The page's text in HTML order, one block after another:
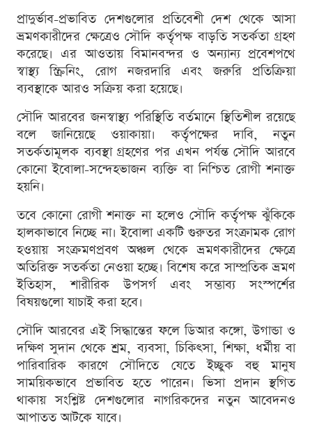
প্রাদুর্ভাব-প্রভাবিত দেশগুলোর প্রতিবেশী দেশ থেকে আসা
ভ্রমণকারীদের ক্ষেত্রেও সৌদি কর্তৃপক্ষ বাড়তি সতর্কতা গ্রহণ
করেছে। এর আওতায় বিমানবন্দর ও অন্যান্য প্রবেশপথে
স্বাস্থ্য স্ক্রিনিং, রোগ নজরদারি এবং জরুরি প্রতিক্রিয়া
ব্যবস্থাকে আরও সক্রিয় করা হয়েছে।
সৌদি আরবের জনস্বাস্থ্য পরিস্থিতি বর্তমানে স্থিতিশীল রয়েছে
বলে জানিয়েছে ওয়াকায়া। কর্তৃপক্ষের দাবি, নতুন
সতর্কতামূলক ব্যবস্থা গ্রহণের পর এখন পর্যন্ত সৌদি আরবে
কোনো ইবোলা-সন্দেহভাজন ব্যক্তি বা নিশ্চিত রোগী শনাক্ত
হয়নি।
তবে কোনো রোগী শনাক্ত না হলেও সৌদি কর্তৃপক্ষ ঝুঁকিকে
হালকাভাবে নিচ্ছে না। ইবোলা একটি গুরুতর সংক্রামক রোগ
হওয়ায় সংক্রমণপ্রবণ অঞ্চল থেকে ভ্রমণকারীদের ক্ষেত্রে
অতিরিক্ত সতর্কতা নেওয়া হচ্ছে। বিশেষ করে সাম্প্রতিক ভ্রমণ
ইতিহাস, শারীরিক উপসর্গ এবং সম্ভাব্য সংস্পর্শের
বিষয়গুলো যাচাই করা হবে।
সৌদি আরবের এই সিদ্ধান্তের ফলে ডিআর কঙ্গো, উগান্ডা ও
দক্ষিণ সুদান থেকে শ্রম, ব্যবসা, চিকিৎসা, শিক্ষা, ধর্মীয় বা
পারিবারিক কারণে সৌদিতে যেতে ইচ্ছুক বহু মানুষ
সাময়িকভাবে প্রভাবিত হতে পারেন। ভিসা প্রদান স্থগিত
থাকায় সংশ্লিষ্ট দেশগুলোর নাগরিকদের নতুন আবেদনও
আপাতত আটকে যাবে।